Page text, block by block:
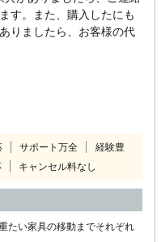
す。また、購入したにも
りましたら、お客様の代
サポート万全
経験豊
キャンセル料なし
たい家具の移動までそれぞれ